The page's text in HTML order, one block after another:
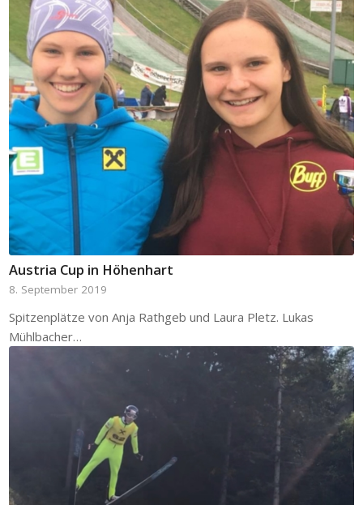
Austria Cup in Höhenhart
8. September 2019
Spitzenplätze von Anja Rathgeb und Laura Pletz. Lukas
Mühlbacher…